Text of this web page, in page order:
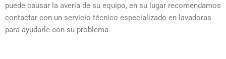
puede causar la avería de su equipo, en su lugar recomendamos
contactar con un servicio técnico especializado en lavadoras
para ayudarle con su problema.